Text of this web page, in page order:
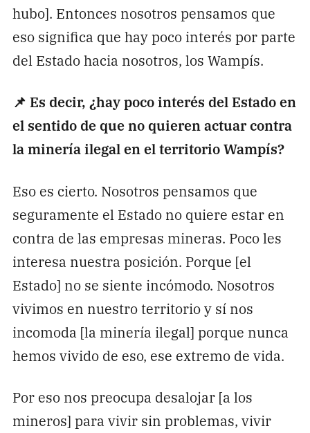
hubo]. Entonces nosotros pensamos que
eso significa que hay poco interés por parte
del Estado hacia nosotros, los Wampís.
📌 Es decir, ¿hay poco interés del Estado en
el sentido de que no quieren actuar contra
la minería ilegal en el territorio Wampís?
Eso es cierto. Nosotros pensamos que
seguramente el Estado no quiere estar en
contra de las empresas mineras. Poco les
interesa nuestra posición. Porque [el
Estado] no se siente incómodo. Nosotros
vivimos en nuestro territorio y sí nos
incomoda [la minería ilegal] porque nunca
hemos vivido de eso, ese extremo de vida.
Por eso nos preocupa desalojar [a los
mineros] para vivir sin problemas, vivir